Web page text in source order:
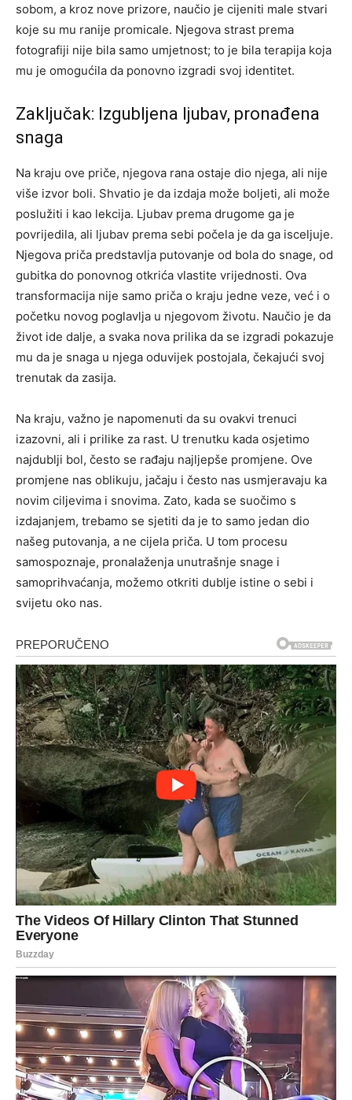
sobom, a kroz nove prizore, naučio je cijeniti male stvari
koje su mu ranije promicale. Njegova strast prema
fotografiji nije bila samo umjetnost; to je bila terapija koja
mu je omogućila da ponovno izgradi svoj identitet.
Zaključak: Izgubljena ljubav, pronađena
snaga
Na kraju ove priče, njegova rana ostaje dio njega, ali nije
više izvor boli. Shvatio je da izdaja može boljeti, ali može
poslužiti i kao lekcija. Ljubav prema drugome ga je
povrijedila, ali ljubav prema sebi počela je da ga isceljuje.
Njegova priča predstavlja putovanje od bola do snage, od
gubitka do ponovnog otkrića vlastite vrijednosti. Ova
transformacija nije samo priča o kraju jedne veze, već i o
početku novog poglavlja u njegovom životu. Naučio je da
život ide dalje, a svaka nova prilika da se izgradi pokazuje
mu da je snaga u njega oduvijek postojala, čekajući svoj
trenutak da zasija.
Na kraju, važno je napomenuti da su ovakvi trenuci
izazovni, ali i prilike za rast. U trenutku kada osjetimo
najdublji bol, često se rađaju najljepše promjene. Ove
promjene nas oblikuju, jačaju i često nas usmjeravaju ka
novim ciljevima i snovima. Zato, kada se suočimo s
izdajanjem, trebamo se sjetiti da je to samo jedan dio
našeg putovanja, a ne cijela priča. U tom procesu
samospoznaje, pronalaženja unutrašnje snage i
samoprihvaćanja, možemo otkriti dublje istine o sebi i
svijetu oko nas.